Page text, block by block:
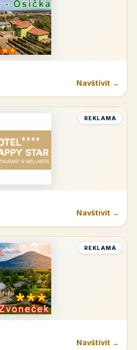
Navštívit →
REKLAMA
Navštívit →
REKLAMA
Navštívit →